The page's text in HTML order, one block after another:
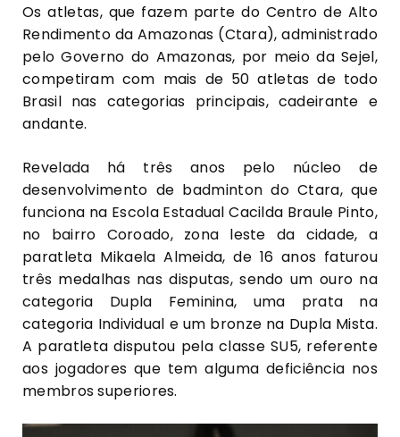
Os atletas, que fazem parte do Centro de Alto
Rendimento da Amazonas (Ctara), administrado
pelo Governo do Amazonas, por meio da Sejel,
competiram com mais de 50 atletas de todo
Brasil nas categorias principais, cadeirante e
andante.
Revelada há três anos pelo núcleo de
desenvolvimento de badminton do Ctara, que
funciona na Escola Estadual Cacilda Braule Pinto,
no bairro Coroado, zona leste da cidade, a
paratleta Mikaela Almeida, de 16 anos faturou
três medalhas nas disputas, sendo um ouro na
categoria Dupla Feminina, uma prata na
categoria Individual e um bronze na Dupla Mista.
A paratleta disputou pela classe SU5, referente
aos jogadores que tem alguma deficiência nos
membros superiores.